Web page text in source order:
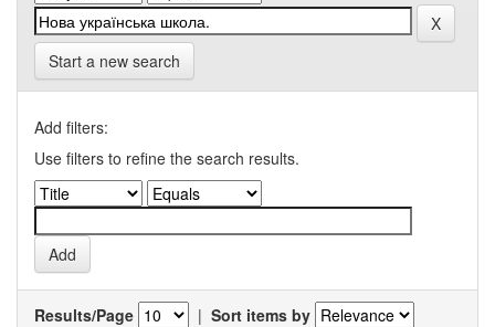
Start a new search
Add filters:
Use filters to refine the search results.
Results/Page | Sort items by